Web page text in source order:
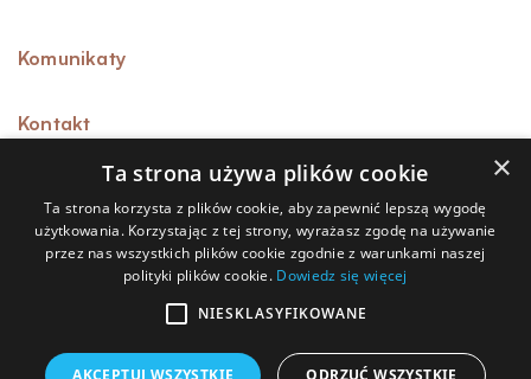
Komunikaty
Kontakt
Sygnalista
Polityka prywatności
Polityka przetwarzania danych osobowych
×
Ta strona używa plików cookie
Ta strona korzysta z plików cookie, aby zapewnić lepszą wygodę
użytkowania. Korzystając z tej strony, wyrażasz zgodę na używanie
przez nas wszystkich plików cookie zgodnie z warunkami naszej
polityki plików cookie. Dowiedz się więcej
NIESKLASYFIKOWANE
AKCEPTUJ WSZYSTKIE ODRZUĆ WSZYSTKIE